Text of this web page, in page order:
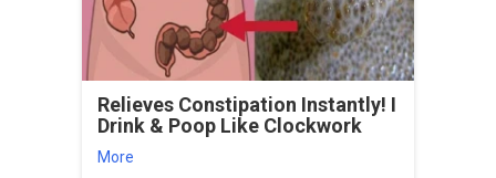
Relieves Constipation Instantly! I
Drink & Poop Like Clockwork
More